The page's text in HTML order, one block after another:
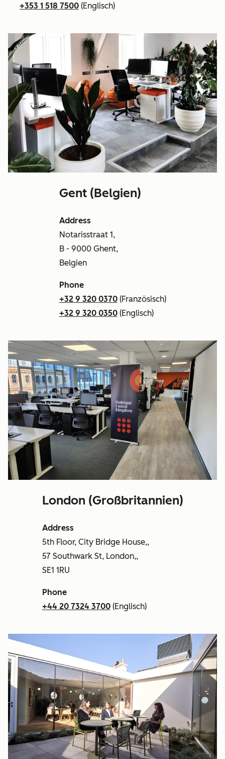
+353 1 518 7500 (Englisch)
Gent (Belgien)
Address
Notarisstraat 1,
B - 9000 Ghent,
Belgien
Phone
+32 9 320 0370(Französisch)
+32 9 320 0350(Englisch)
London (Großbritannien)
Address
5th Floor, City Bridge House,,
57 Southwark St, London,,
SE1 1RU
Phone
+44 20 7324 3700(Englisch)